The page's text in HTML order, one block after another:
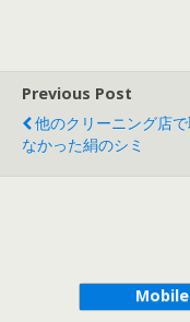
Previous Post
他のクリーニング店
なかった絹のシミ
Mobile